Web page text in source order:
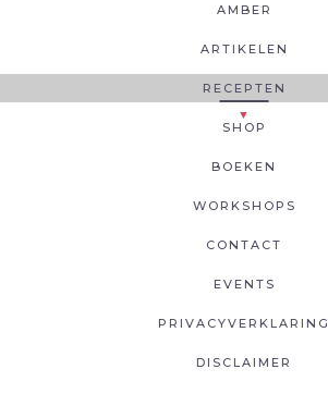
AMBER
ARTIKELEN
RECEPTEN
SHOP
BOEKEN
WORKSHOPS
CONTACT
EVENTS
PRIVACYVERKLARING
DISCLAIMER